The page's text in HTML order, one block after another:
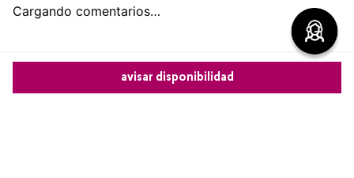
avisar disponibilidad
Cargando comentarios…